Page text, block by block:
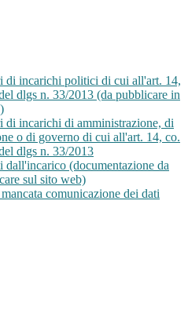
di incarichi politici di cui all'art. 14,
dlgs n. 33/2013 (da pubblicare in
di incarichi di amministrazione, di
o di governo di cui all'art. 14, co.
dlgs n. 33/2013
dall'incarico (documentazione da
sul sito web)
comunicazione dei dati